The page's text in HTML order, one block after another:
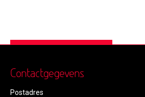
Contactgegevens
Postadres